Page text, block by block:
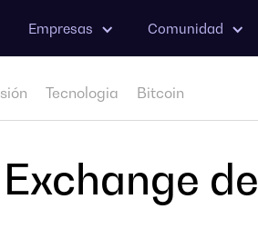
Empresas Comunidad
Tecnologia Bitcoin
de